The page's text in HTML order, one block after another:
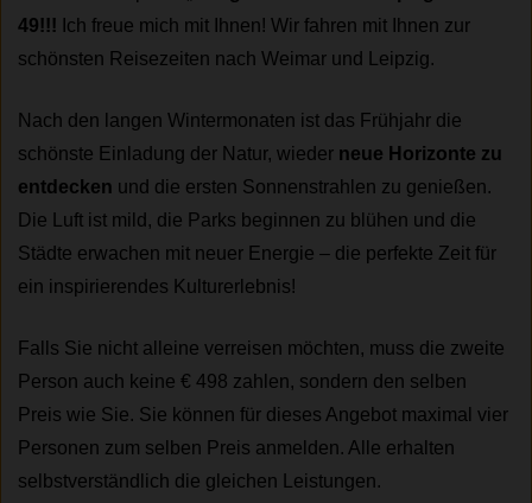
49!!! Ich freue mich mit Ihnen! Wir fahren mit Ihnen zur
schönsten Reisezeiten nach Weimar und Leipzig.
Nach den langen Wintermonaten ist das Frühjahr die
schönste Einladung der Natur, wieder neue Horizonte zu
entdecken und die ersten Sonnenstrahlen zu genießen.
Die Luft ist mild, die Parks beginnen zu blühen und die
Städte erwachen mit neuer Energie – die perfekte Zeit für
ein inspirierendes Kulturerlebnis!
Falls Sie nicht alleine verreisen möchten, muss die zweite
Person auch keine € 498 zahlen, sondern den selben
Preis wie Sie. Sie können für dieses Angebot maximal vier
Personen zum selben Preis anmelden. Alle erhalten
selbstverständlich die gleichen Leistungen.